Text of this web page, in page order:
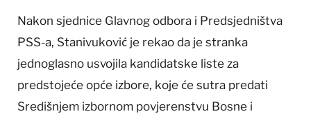
Nakon sjednice Glavnog odbora i Predsjedništva
PSS-a, Stanivuković je rekao da je stranka
jednoglasno usvojila kandidatske liste za
predstojeće opće izbore, koje će sutra predati
Središnjem izbornom povjerenstvu Bosne i